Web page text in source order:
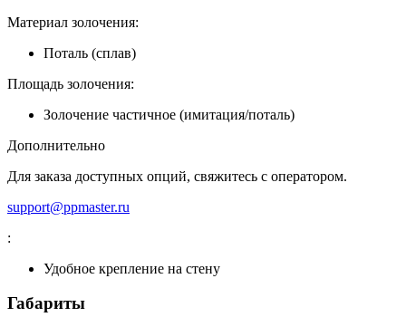
Материал золочения:
Поталь (сплав)
Площадь золочения:
Золочение частичное (имитация/поталь)
Дополнительно
Для заказа доступных опций, свяжитесь с оператором.
support@ppmaster.ru
:
Удобное крепление на стену
Габариты